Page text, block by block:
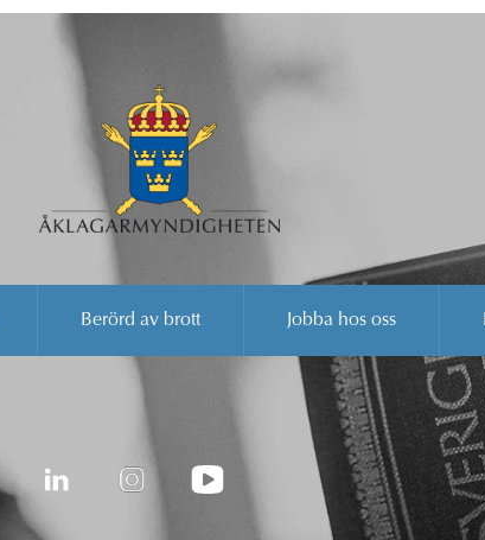
Berörd av brott Jobba hos oss